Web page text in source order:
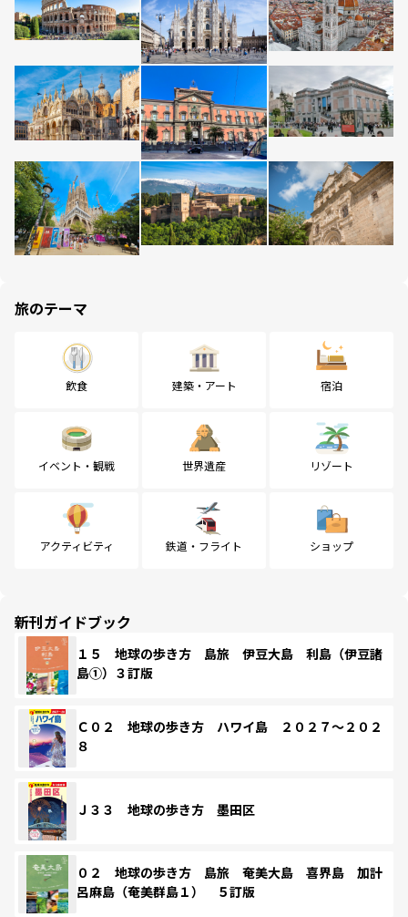
旅のテーマ
飲食 建築・アート 宿泊
イベント・観戦 世界遺産 リゾート
アクティビティ 鉄道・フライト ショップ
新刊ガイドブック
１５ 地球の歩き方 島旅 伊豆大島 利島（伊豆諸
島①）３訂版
Ｃ０２ 地球の歩き方 ハワイ島 ２０２７～２０２
８
Ｊ３３ 地球の歩き方 墨田区
０２ 地球の歩き方 島旅 奄美大島 喜界島 加計
呂麻島（奄美群島１） ５訂版